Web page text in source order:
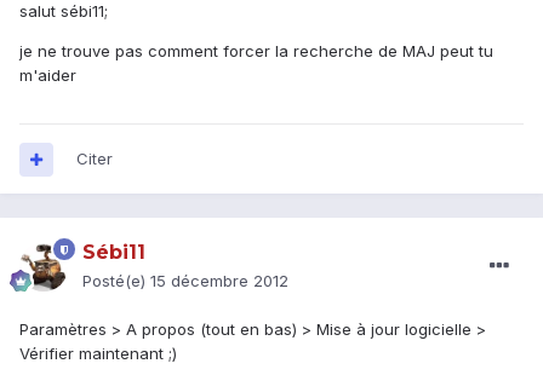
salut sébi11;
je ne trouve pas comment forcer la recherche de MAJ peut tu
m'aider
Citer
Sébi11
Posté(e) 15 décembre 2012
Paramètres > A propos (tout en bas) > Mise à jour logicielle >
Vérifier maintenant ;)